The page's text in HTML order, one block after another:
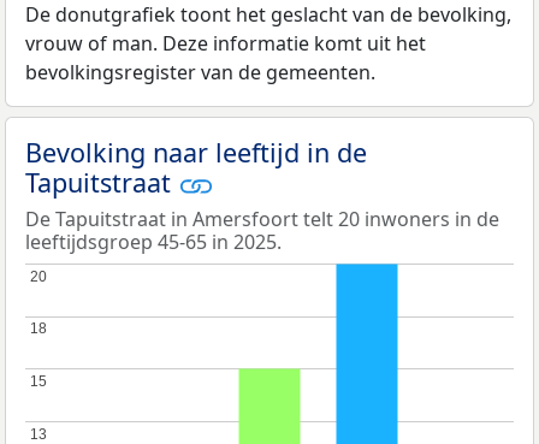
De donutgrafiek toont het geslacht van de bevolking,
vrouw of man. Deze informatie komt uit het
bevolkingsregister van de gemeenten.
Bevolking naar leeftijd in de
Tapuitstraat
De Tapuitstraat in Amersfoort telt 20 inwoners in de
leeftijdsgroep 45-65 in 2025.
13
13
15
15
18
18
20
20